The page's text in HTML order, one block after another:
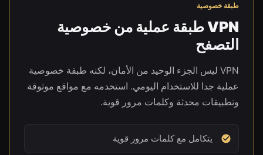
طبقة خصوصية
VPN طبقة عملية من خصوصية
التصفح
VPN ليس الجزء الوحيد من الأمان، لكنه طبقة خصوصية
عملية جدا للاستخدام اليومي. استخدمه مع مواقع موثوقة
وتطبيقات محدثة وكلمات مرور قوية.
يتكامل مع كلمات مرور قوية